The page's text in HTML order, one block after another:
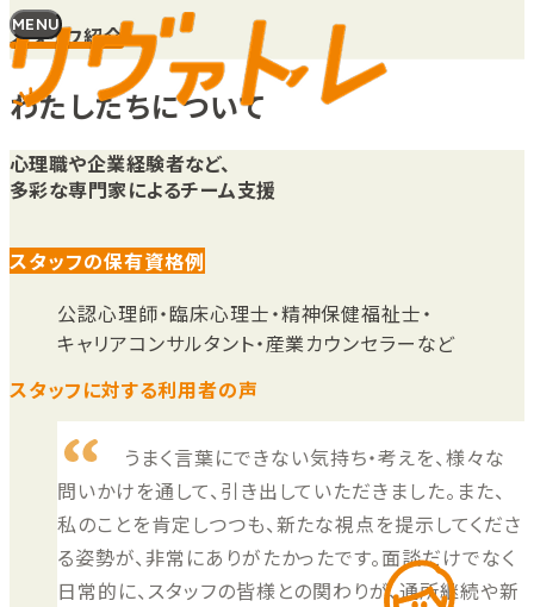
MENU
スタッフ紹介
わたしたちについて
心理職や企業経験者など、
多彩な専門家によるチーム支援
スタッフの保有資格例
公認心理師 臨床心理士 精神保健福祉士
キャリアコンサルタント 産業カウンセラー
スタッフに対する利用者の声
うまく言葉にできない気持ち・考えを、様々な
問いかけを通して、引き出していただきました。また、
私のことを肯定しつつも、新たな視点を提示してくださ
る姿勢が、非常にありがたかったです。面談だけでなく
日常的に、スタッフの皆様との関わりが、通所継続や新